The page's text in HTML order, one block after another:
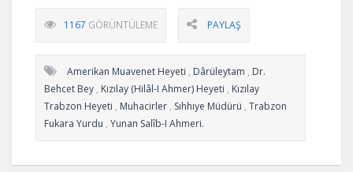
1167 GÖRÜNTÜLEME PAYLAŞ
Amerikan Muavenet Heyeti , Dârüleytam , Dr.
Behcet Bey , Kızılay (Hilâl-I Ahmer) Heyeti , Kızılay
Trabzon Heyeti , Muhacirler , Sıhhıye Müdürü , Trabzon
Fukara Yurdu , Yunan Salîb-I Ahmeri.